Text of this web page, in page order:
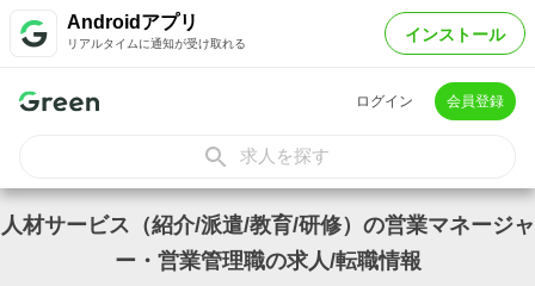
Androidアプリ
リアルタイムに通知が受け取れる インストール
ログイン 会員登録
求人を探す
人材サービス（紹介/派遣/教育/研修）の営業マネージャ
ー・営業管理職の求人/転職情報